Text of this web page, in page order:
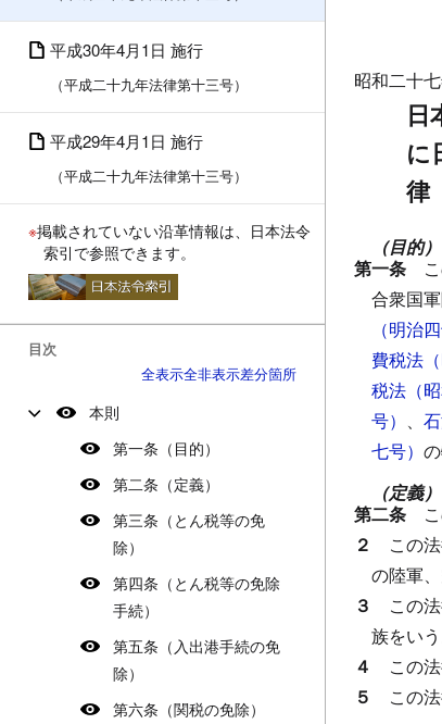
平成30年4月1日 施行
（平成二十九年法律第十三号）
平成29年4月1日 施行
（平成二十九年法律第十三号）
※掲載されていない沿革情報は、日本法令
索引で参照できます。
目次
全表示全非表示差分箇所
本則
第一条（目的）
第二条（定義）
第三条（とん税等の免
除）
第四条（とん税等の免除
手続）
第五条（入出港手続の免
除）
第六条（関税の免除）
昭和二十
日
に
律
（目的）
第一条
合衆国
（明治
費税法
税法（
号） 、
七号）
（定義）
第二条
２ この
の陸軍
３ この
族をいう
４ この
５ この